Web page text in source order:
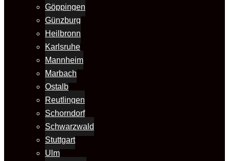
Göppingen
Günzburg
Heilbronn
Karlsruhe
Mannheim
Marbach
Ostalb
Reutlingen
Schorndorf
Schwarzwald
Stuttgart
Ulm